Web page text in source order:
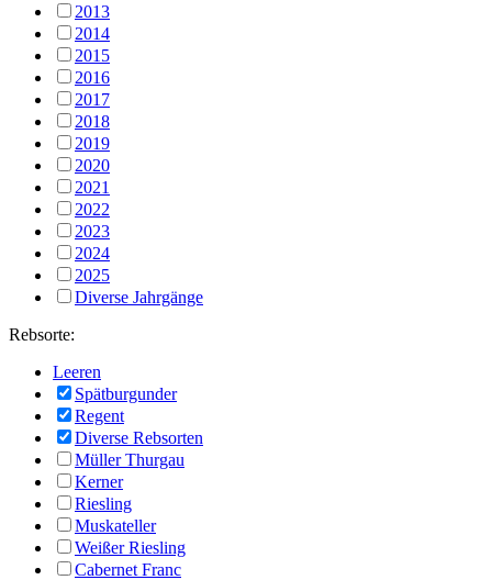
2013
2014
2015
2016
2017
2018
2019
2020
2021
2022
2023
2024
2025
Diverse Jahrgänge
Rebsorte:
Leeren
Spätburgunder
Regent
Diverse Rebsorten
Müller Thurgau
Kerner
Riesling
Muskateller
Weißer Riesling
Cabernet Franc